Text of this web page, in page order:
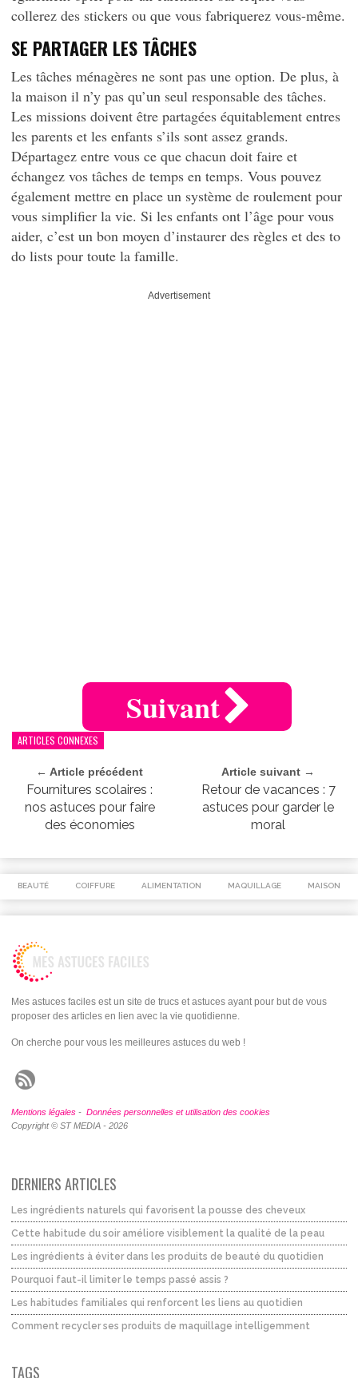
collerez des stickers ou que vous fabriquerez vous-même.
SE PARTAGER LES TÂCHES
Les tâches ménagères ne sont pas une option. De plus, à
la maison il n’y pas qu’un seul responsable des tâches.
Les missions doivent être partagées équitablement entres
les parents et les enfants s’ils sont assez grands.
Départagez entre vous ce que chacun doit faire et
échangez vos tâches de temps en temps. Vous pouvez
également mettre en place un système de roulement pour
vous simplifier la vie. Si les enfants ont l’âge pour vous
aider, c’est un bon moyen d’instaurer des règles et des to
do lists pour toute la famille.
Advertisement
Suivant
ARTICLES CONNEXES
← Article précédent
Fournitures scolaires :
nos astuces pour faire
des économies
Article suivant →
Retour de vacances : 7
astuces pour garder le
moral
BEAUTÉ COIFFURE ALIMENTATION MAQUILLAGE MAISON
Mes astuces faciles est un site de trucs et astuces ayant pour but de vous
proposer des articles en lien avec la vie quotidienne.
On cherche pour vous les meilleures astuces du web !
Mentions légales - Données personnelles et utilisation des cookies
Copyright © ST MEDIA - 2026
DERNIERS ARTICLES
Les ingrédients naturels qui favorisent la pousse des cheveux
Cette habitude du soir améliore visiblement la qualité de la peau
Les ingrédients à éviter dans les produits de beauté du quotidien
Pourquoi faut-il limiter le temps passé assis ?
Les habitudes familiales qui renforcent les liens au quotidien
Comment recycler ses produits de maquillage intelligemment
TAGS